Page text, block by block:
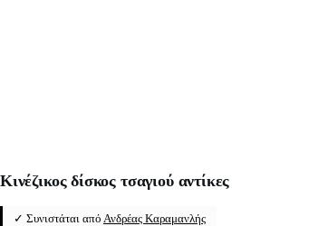
Κινέζικος δίσκος τσαγιού αντίκες
✓ Συνιστάται από Ανδρέας Καραμανλής